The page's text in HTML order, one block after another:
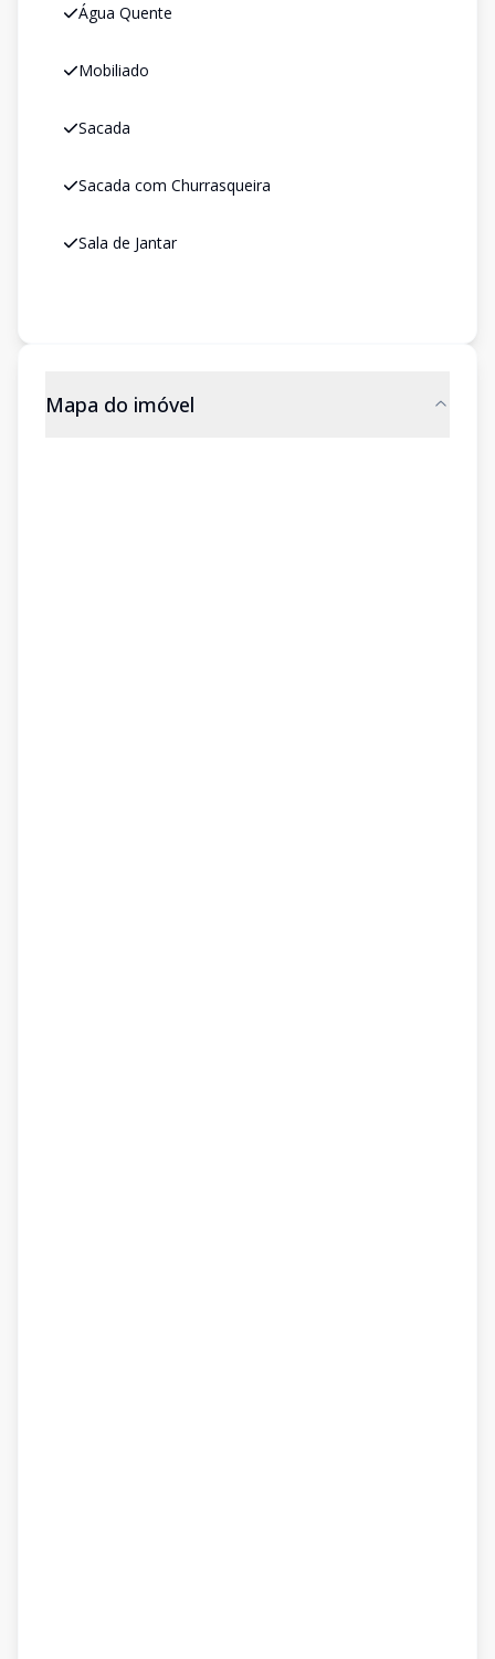
Água Quente
Mobiliado
Sacada
Sacada com Churrasqueira
Sala de Jantar
Mapa do imóvel